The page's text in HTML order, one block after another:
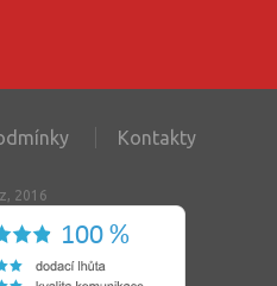
Kontakty
2016